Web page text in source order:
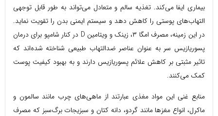
بیماری ایفا می‌کند. تغذیه سالم و متعادل می‌تواند به طور قابل توجهی
التهاب‌های پوستی را کاهش دهد و سیستم ایمنی بدن را تقویت نماید.
در این زمینه، مصرف امگا ۳، زینک و ویتامین D در کنار شامپو برای درمان
پسوریازیس سر به عنوان عناصر ضدالتهاب طبیعی شناخته شده‌اند که
تاثیر مثبتی بر کاهش علائم پسوریازیس دارند و به بهبود کیفیت پوست
کمک می‌کنند.
منابع غنی این مواد مغذی عبارتند از ماهی‌های چرب مانند سالمون و
ماکرل، انواع مغزها مانند گردو، دانه کتان و سبزیجات برگ‌سبز که مصرف